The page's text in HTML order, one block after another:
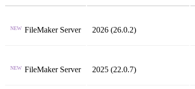
NEW FileMaker Server 2026 (26.0.2)
NEW FileMaker Server 2025 (22.0.7)